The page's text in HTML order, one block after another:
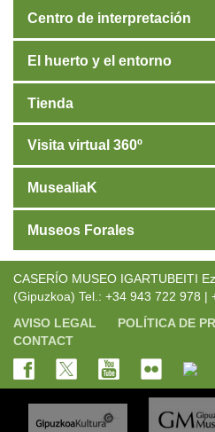
Centro de interpretación
El huerto y el entorno
Tienda
Visita virtual 360º
MusealiaK
Museos Forales
CASERÍO MUSEO IGARTUBEITI
(Gipuzkoa) Tel.: +34 943 722 978 |
AVISO LEGAL
POLÍTICA DE
CONTACT